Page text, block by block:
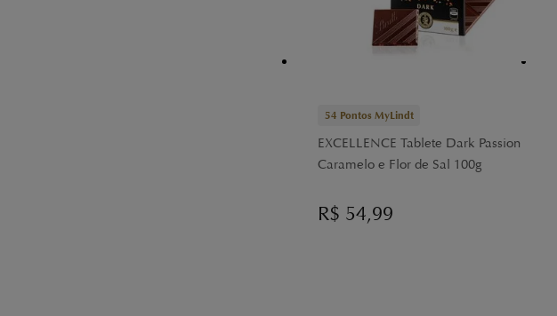
54 Pontos MyLindt
EXCELLENCE Tablete Dark Passion
Caramelo e Flor de Sal 100g
R$ 54,99